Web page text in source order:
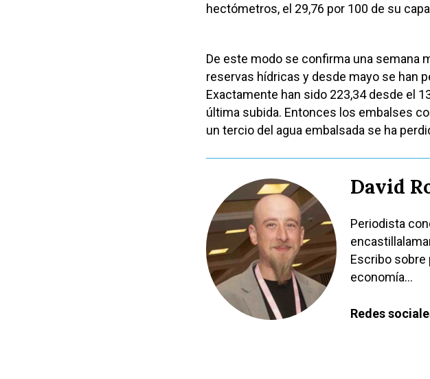
hectómetros, el 29,76 por 100 de su
De este modo se confirma una semana
reservas hídricas y desde mayo se han
Exactamente han sido 223,34 desde el
última subida. Entonces los embalses
un tercio del agua embalsada se ha
David
Periodista
Escribo sobre
economía…
Redes